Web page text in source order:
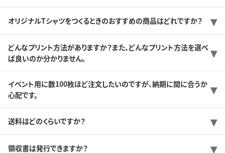
オリジナルTシャツをつくるときのおすすめの商品はどれですか？
どんなプリント方法がありますか？また、どんなプリント方法を選べ
ば良いのか分かりません。
イベント用に数100枚ほど注文したいのですが、納期に間に合うか
心配です。
送料はどのくらいですか？
領収書は発行できますか？